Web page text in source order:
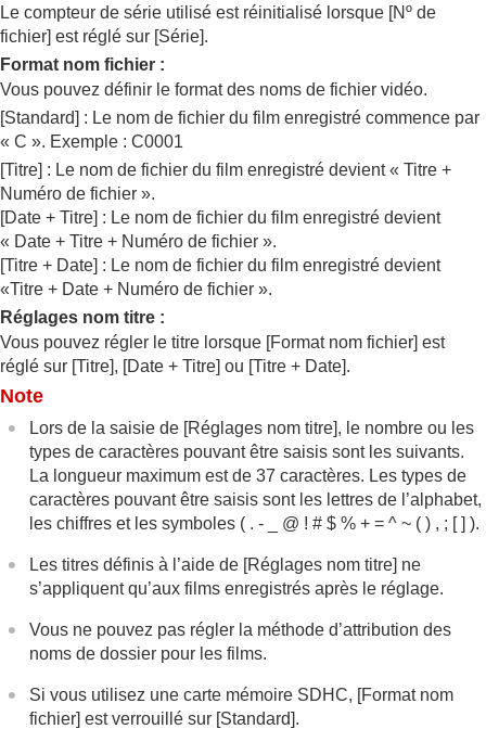
Réglages de l’alimentation
Réglages USB
Réglages de sortie externe
Réglages généraux
Fonctions disponibles avec un smartphone
Utilisation d’un ordinateur
Utilisation du service de cloud
Annexe
Si vous avez des problèmes
Le compteur de série utilisé est réinitialisé lorsque [Nº de
fichier] est réglé sur [Série].
Format nom fichier :
Vous pouvez définir le format des noms de fichier vidéo.
[Standard] : Le nom de fichier du film enregistré commence par
« C ». Exemple : C0001
[Titre] : Le nom de fichier du film enregistré devient « Titre +
Numéro de fichier ».
[Date + Titre] : Le nom de fichier du film enregistré devient
« Date + Titre + Numéro de fichier ».
[Titre + Date] : Le nom de fichier du film enregistré devient
«Titre + Date + Numéro de fichier ».
Réglages nom titre :
Vous pouvez régler le titre lorsque [Format nom fichier] est
réglé sur [Titre], [Date + Titre] ou [Titre + Date].
Note
Lors de la saisie de [Réglages nom titre], le nombre ou les
types de caractères pouvant être saisis sont les suivants.
La longueur maximum est de 37 caractères. Les types de
caractères pouvant être saisis sont les lettres de l’alphabet,
les chiffres et les symboles ( . - _ @ ! # $ % + = ^ ~ ( ) , ; [ ] ).
Les titres définis à l’aide de [Réglages nom titre] ne
s’appliquent qu’aux films enregistrés après le réglage.
Vous ne pouvez pas régler la méthode d’attribution des
noms de dossier pour les films.
Si vous utilisez une carte mémoire SDHC, [Format nom
fichier] est verrouillé sur [Standard].